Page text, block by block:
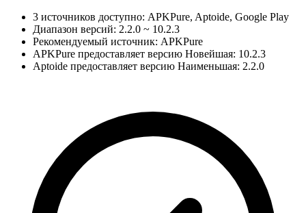
3 источников доступно: APKPure, Aptoide, Google Play
Диапазон версий: 2.2.0 ~ 10.2.3
Рекомендуемый источник: APKPure
APKPure предоставляет версию Новейшая: 10.2.3
Aptoide предоставляет версию Наименьшая: 2.2.0